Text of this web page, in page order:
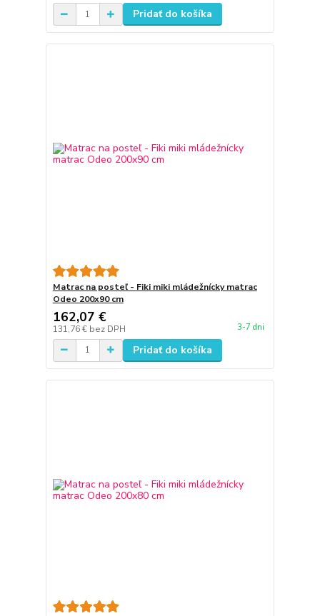
Pridať do košíka
Matrac na posteľ - Fiki miki mládežnícky matrac
Odeo 200x90 cm
162,07 €
131,76 € bez DPH 3-7 dni
Pridať do košíka